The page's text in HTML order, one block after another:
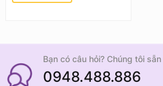
Bạn có câu hỏi? Chúng tôi
0948.488.886